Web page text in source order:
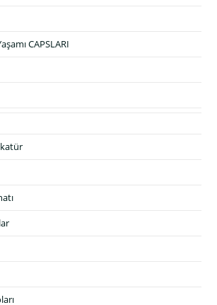
CAPSLARI